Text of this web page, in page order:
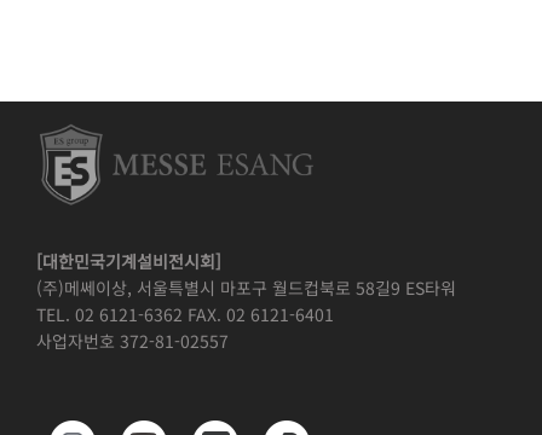
[대한민국기계설비전시회]
(주)메쎄이상, 서울특별시 마포구 월드컵북로 58길9 ES타워
TEL. 02 6121-6362 FAX. 02 6121-6401
사업자번호 372-81-02557